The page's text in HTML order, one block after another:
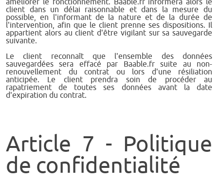
client dans un délai raisonnable et dans la mesure du
possible, en l'informant de la nature et de la durée de
l'intervention, afin que le client prenne ses dispositions. Il
appartient alors au client d'être vigilant sur sa sauvegarde
suivante.
Le client reconnaît que l'ensemble des données
sauvegardées sera effacé par Baable.fr suite au non-
renouvellement du contrat ou lors d'une résiliation
anticipée. Le client prendra soin de procéder au
rapatriement de toutes ses données avant la date
d'expiration du contrat.
Article 7 - Politique
de confidentialité